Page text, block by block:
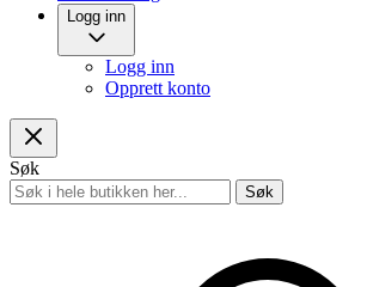
Logg inn
Logg inn
Opprett konto
Søk
Søk